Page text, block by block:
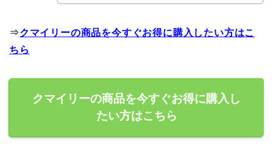
⇒クマイリーの商品を今すぐお得に購入したい方はこ
ちら
クマイリーの商品を今すぐお得に購入し
たい方はこちら